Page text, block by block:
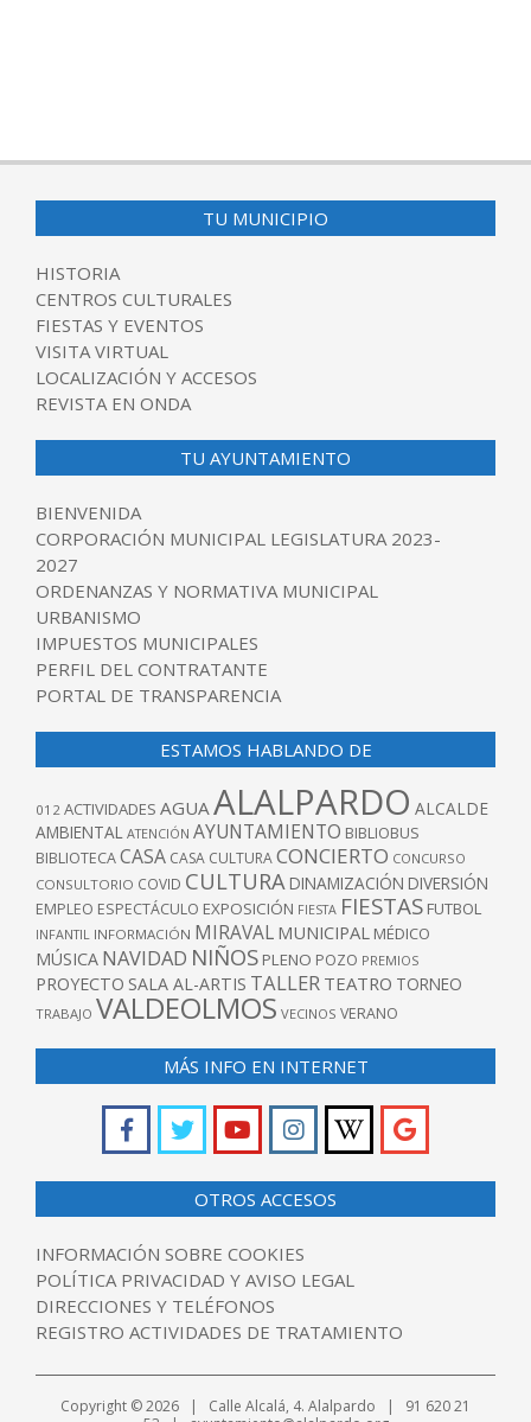
TU MUNICIPIO
HISTORIA
CENTROS CULTURALES
FIESTAS Y EVENTOS
VISITA VIRTUAL
LOCALIZACIÓN Y ACCESOS
REVISTA EN ONDA
TU AYUNTAMIENTO
BIENVENIDA
CORPORACIÓN MUNICIPAL LEGISLATURA 2023-
2027
ORDENANZAS Y NORMATIVA MUNICIPAL
URBANISMO
IMPUESTOS MUNICIPALES
PERFIL DEL CONTRATANTE
PORTAL DE TRANSPARENCIA
ESTAMOS HABLANDO DE
012 ACTIVIDADES AGUAALALPARDO ALCALDE
AMBIENTAL ATENCIÓN AYUNTAMIENTO BIBLIOBUS
BIBLIOTECACASA CASA CULTURACONCIERTO CONCURSO
CONSULTORIO COVID CULTURA DINAMIZACIÓN DIVERSIÓN
EMPLEO ESPECTÁCULO EXPOSICIÓN FIESTA FIESTAS FUTBOL
INFANTIL INFORMACIÓN MIRAVAL MUNICIPAL MÉDICO
MÚSICA NAVIDAD NIÑOS PLENO POZO PREMIOS
PROYECTO SALA AL-ARTIS TALLER TEATRO TORNEO
TRABAJO VALDEOLMOS VECINOS VERANO
MÁS INFO EN INTERNET
OTROS ACCESOS
INFORMACIÓN SOBRE COOKIES
POLÍTICA PRIVACIDAD Y AVISO LEGAL
DIRECCIONES Y TELÉFONOS
REGISTRO ACTIVIDADES DE TRATAMIENTO
Copyright © 2026 | Calle Alcalá, 4. Alalpardo | 91 620 21